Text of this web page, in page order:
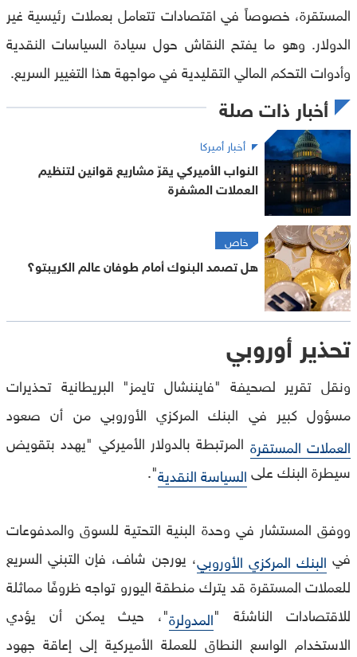
المستقرة، خصوصاً في اقتصادات تتعامل بعملات رئيسية غير
الدولار. وهو ما يفتح النقاش حول سيادة السياسات النقدية
وأدوات التحكم المالي التقليدية في مواجهة هذا التغيير السريع.
أخبار ذات صلة
أخبار أميركا
النواب الأميركي يقرّ مشاريع قوانين لتنظيم
العملات المشفرة
خاص
هل تصمد البنوك أمام طوفان عالم الكريبتو؟
تحذير أوروبي
ونقل تقرير لصحيفة "فايننشال تايمز" البريطانية تحذيرات
مسؤول كبير في البنك المركزي الأوروبي من أن صعود
العملات المستقرة المرتبطة بالدولار الأميركي "يهدد بتقويض
سيطرة البنك علىالسياسة النقدية".
ووفق المستشار في وحدة البنية التحتية للسوق والمدفوعات
في البنك المركزي الأوروبي، يورجن شاف، فإن التبني السريع
للعملات المستقرة قد يترك منطقة اليورو تواجه ظروفًا مماثلة
للاقتصادات الناشئة "المدولرة"، حيث يمكن أن يؤدي
الاستخدام الواسع النطاق للعملة الأميركية إلى إعاقة جهود